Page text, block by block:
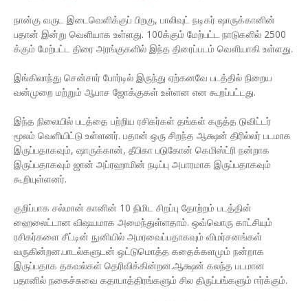
நான்கு வருட இடைவெளிக்குப் பிறகு, பாலிவுட் நடிகர் ஷாருக்கானின்
பதான் இன்று வெளியாக உள்ளது. 100க்கும் மேற்பட்ட நாடுகளில் 2500
க்கும் மேற்பட்ட திரை அரங்குகளில் இந்த திரைப்படம் வெளியாகி உள்ளது.
இங்கிலாந்து சென்சார் போர்டில் இருந்து ஏற்கனவே படத்தில் நிறைய
வன்முறை மற்றும் ஆபாச ஜோக்குகள் உள்ளன என கூறப்பட்டது.
இந்த நிலையில் படத்தை பற்றிய ரசிகர்கள் தங்கள் கருத்த டுவிட்டர்
மூலம் வெளியிட்டு உள்ளனர். பதான் ஒரு சிறந்த ஆக்ஷன் திரில்லர் படமாக
இருப்பதாகவும், ஷாருக்கான், தீபிகா படுகோன் கெமிஸ்ட்ரி நன்றாக
இருப்பதாகவும் ஜான் அப்ரஹாமின் நடிப்பு அபாரமாக இருப்பதாகவும்
கூறியுள்ளனர்.
குறிப்பாக சல்மான் கானின் 10 நிமிட சிறப்பு தோற்றம் படத்தின்
ஹைலைட்டான விஷயமாக அமைந்துள்ளதாம். ஒவ்வொரு காட்சியும்
ரசிகர்களை சீட்டின் நுனியில் அமரவைப்பதாகவும் விமர்சனங்கள்
வருகின்றன.பாடல்களுடன் ஒட்டுமொத்த கதைக்களமும் நன்றாக
இருப்பதாக தகவல்கள் தெரிவிக்கின்றன.ஆக்ஷன் கலந்த படமான
பதானில் நகைச்சுவை கதாபாத்திரங்களும் சில திருப்பங்களும் ஈர்க்கும்.